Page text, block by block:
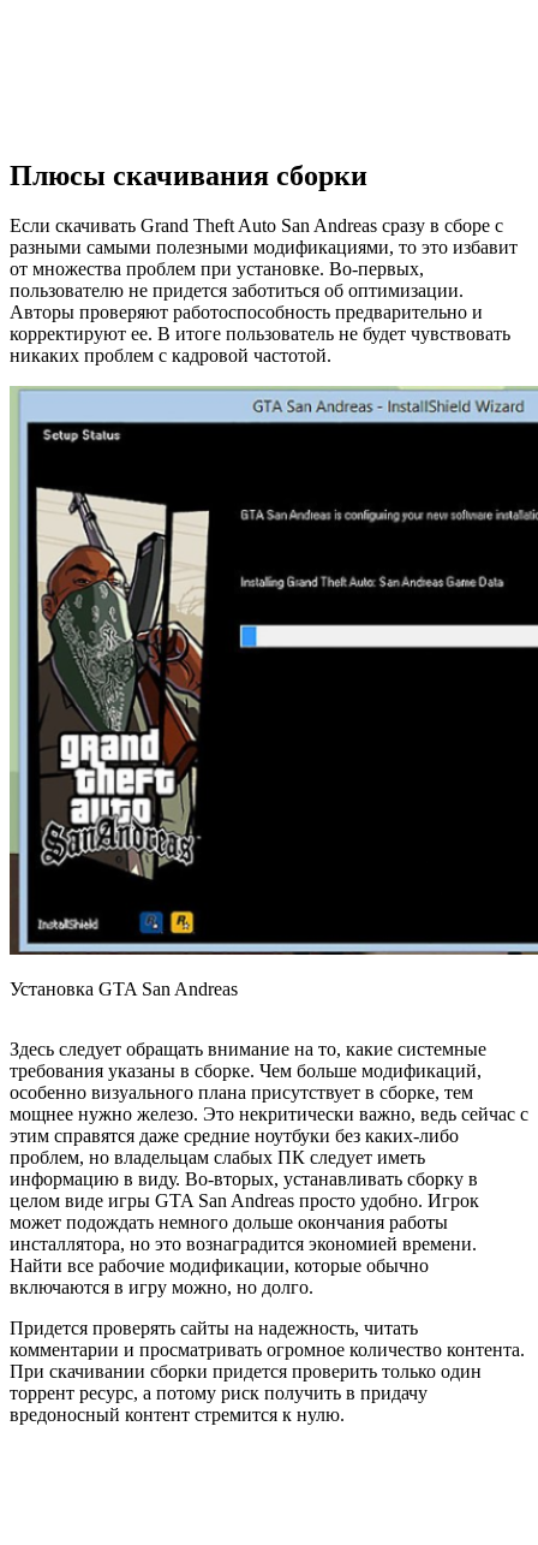
Плюсы скачивания сборки
Если скачивать Grand Theft Auto San Andreas сразу в сборе с
разными самыми полезными модификациями, то это избавит
от множества проблем при установке. Во-первых,
пользователю не придется заботиться об оптимизации.
Авторы проверяют работоспособность предварительно и
корректируют ее. В итоге пользователь не будет чувствовать
никаких проблем с кадровой частотой.
Установка GTA San Andreas
Здесь следует обращать внимание на то, какие системные
требования указаны в сборке. Чем больше модификаций,
особенно визуального плана присутствует в сборке, тем
мощнее нужно железо. Это некритически важно, ведь сейчас с
этим справятся даже средние ноутбуки без каких-либо
проблем, но владельцам слабых ПК следует иметь
информацию в виду. Во-вторых, устанавливать сборку в
целом виде игры GTA San Andreas просто удобно. Игрок
может подождать немного дольше окончания работы
инсталлятора, но это вознаградится экономией времени.
Найти все рабочие модификации, которые обычно
включаются в игру можно, но долго.
Придется проверять сайты на надежность, читать
комментарии и просматривать огромное количество контента.
При скачивании сборки придется проверить только один
торрент ресурс, а потому риск получить в придачу
вредоносный контент стремится к нулю.